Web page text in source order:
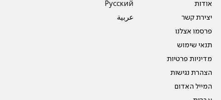
אודות
יצירת קשר
פרסמו אצלנו
תנאי שימוש
מדיניות פרטיות
הצהרת נגישות
המייל האדום
Pусский
عربية